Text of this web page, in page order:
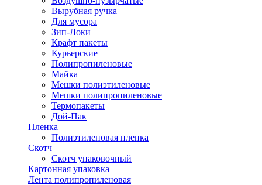
Вырубная ручка
Для мусора
Зип-Локи
Крафт пакеты
Курьерские
Полипропиленовые
Майка
Мешки полиэтиленовые
Мешки полипропиленовые
Термопакеты
Дой-Пак
Пленка
Полиэтиленовая пленка
Скотч
Скотч упаковочный
Картонная упаковка
Лента полипропиленовая